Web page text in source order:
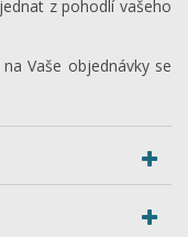
z pohodlí vašeho
Vaše objednávky se